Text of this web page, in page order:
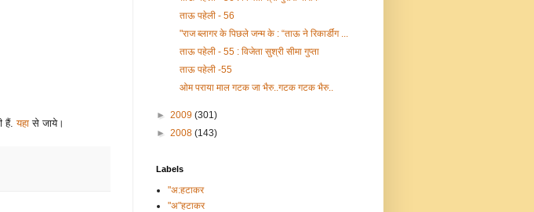
हैं.यहा से जाये।
ताऊ पहेली - 56
"राज ब्लागर के पिछले जन्म के : “ताऊ ने रिकार्डींग ...
ताऊ पहेली - 55 : विजेता सुश्री सीमा गुप्ता
ताऊ पहेली -55
ओम पराया माल गटक जा भैरु..गटक गटक भैरु..
► 2009 (301)
► 2008 (143)
Labels
"अ:हटाकर
"अ"हटाकर